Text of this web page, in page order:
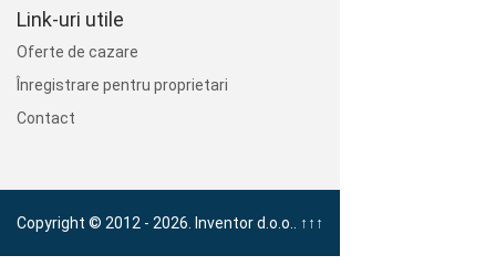
Link-uri utile
Oferte de cazare
Înregistrare pentru proprietari
Contact
Copyright © 2012 - 2026. Inventor d.o.o.. ↑↑↑